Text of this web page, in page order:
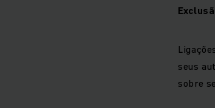
seus
sobre